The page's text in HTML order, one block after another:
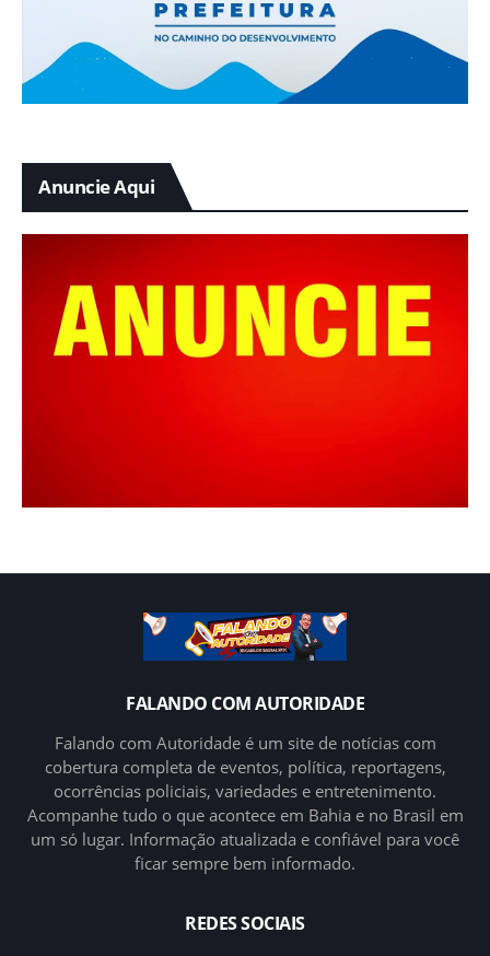
Anuncie Aqui
FALANDO COM AUTORIDADE
Falando com Autoridade é um site de notícias com
cobertura completa de eventos, política, reportagens,
ocorrências policiais, variedades e entretenimento.
Acompanhe tudo o que acontece em Bahia e no Brasil em
um só lugar. Informação atualizada e confiável para você
ficar sempre bem informado.
REDES SOCIAIS